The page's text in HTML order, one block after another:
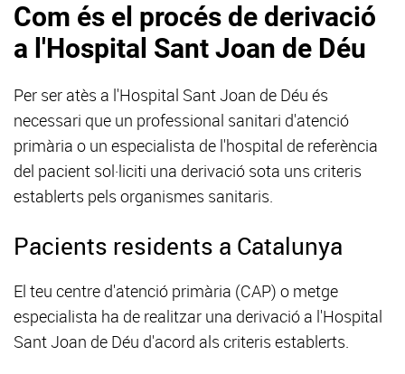
Com és el procés de derivació
a l'Hospital Sant Joan de Déu
Per ser atès a l'Hospital Sant Joan de Déu és
necessari que un professional sanitari d'atenció
primària o un especialista de l'hospital de referència
del pacient sol·liciti una derivació sota uns criteris
establerts pels organismes sanitaris.
Pacients residents a Catalunya
El teu centre d'atenció primària (CAP) o metge
especialista ha de realitzar una derivació a l'Hospital
Sant Joan de Déu d'acord als criteris establerts.